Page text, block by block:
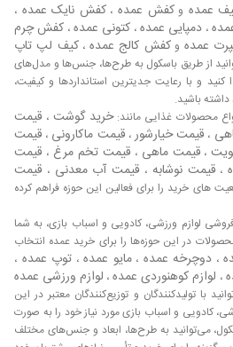
موجود در بازار موجود به رنگ
مرغوب‌ترین رزین‌های موجود در بازار
در برابر نفوذ عوامل خورنده
در حال حاضر تمامی رزین‌های
بوده و با نام ایرانی وارد شده و در
رزین اپوکسی یکی از پرکاربرد‌ترین و
که در رنگ آمیزی صنعتی، ساخت
زیادی می‌باشند در رنگ آمیزی صنعتی
قرار می‌گیرد. رزین اپوکسی که رزین
یک رزین ترموست می‌باشد که
تولید می‌گردد. رزین اپوکسی
نام رزین اپوکسی پایه سیمانی یاد
این نوع رزین‌ها با رزین‌های
عمده وکفش عمده ،کفش نایک عمده ،
، دمپایی عمده، کتونی عمده، کفش چرم
عمده وکفش کالج عمده،کیف لپ تاپ
از طریق باسکول به طرح‌ها، جنس‌ها و مدل‌های
و با رعایت جدیترین استانداردها و کیفیت،
باشید.
محصولات غذایی مانند:خرید گوشت ، قیمت
، قیمت خیارشور، قیمت ماکارونی ، قیمت
، قیمت ماهی، قیمت تخم مرغ، قیمت
، قیمت نوشابه ، قیمت آب معدنی، قیمت
های خرید را برای فعالین این حوزه فراهم کرده
لوازم ورزشی، کادویی و اسباب بازی، به شما
در این حوزه‌ها را برای خرید عمده انتخاب
، دوچرخه عمده ،مایو عمده، توپ عمده ،
، لوازم کوهنوردی عمده ، لوازم ورزشی عمده
با تولیدکنندگان و توزیع‌کنندگان معتبر در این
کادویی و اسباب بازی مورد نیاز خود را به صورت
می‌توانید به طرح‌ها، ابعاد و جنس‌های مختلف